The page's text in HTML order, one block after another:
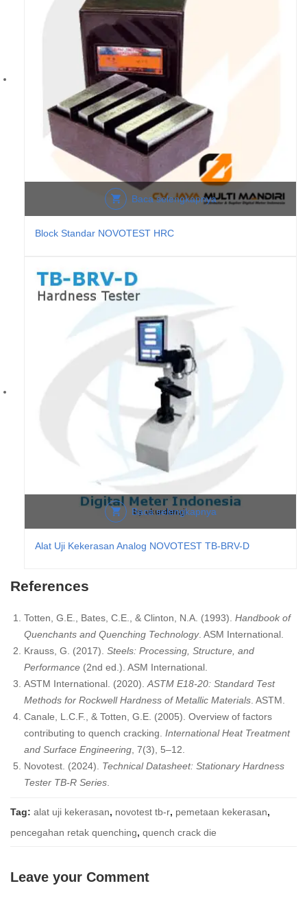
Baca selengkapnya
Block Standar NOVOTEST HRC
Baca selengkapnya
Alat Uji Kekerasan Analog NOVOTEST TB-BRV-D
References
Totten, G.E., Bates, C.E., & Clinton, N.A. (1993). Handbook of
Quenchants and Quenching Technology. ASM International.
Krauss, G. (2017). Steels: Processing, Structure, and
Performance (2nd ed.). ASM International.
ASTM International. (2020). ASTM E18-20: Standard Test
Methods for Rockwell Hardness of Metallic Materials . ASTM.
Canale, L.C.F., & Totten, G.E. (2005). Overview of factors
contributing to quench cracking. International Heat Treatment
and Surface Engineering , 7(3), 5–12.
Novotest. (2024). Technical Datasheet: Stationary Hardness
Tester TB-R Series
Tag: alat uji kekerasan, novotest tb-r, pemetaan kekerasan,
pencegahan retak quenching, quench crack die
Leave your Comment